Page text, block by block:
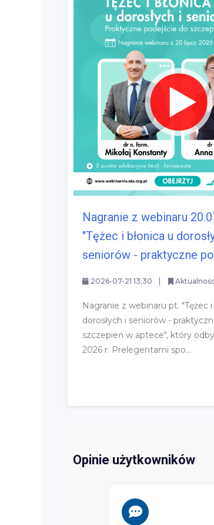
Nagranie z webinaru
"Tężec i błonica u
seniorów - praktyczne
2026-07-21 13:30
Nagranie z webinaru pt. "Tężec i
dorosłych i seniorów -
szczepień w aptece", który
2026 r. Prelegentami spo...
Opinie użytkowników